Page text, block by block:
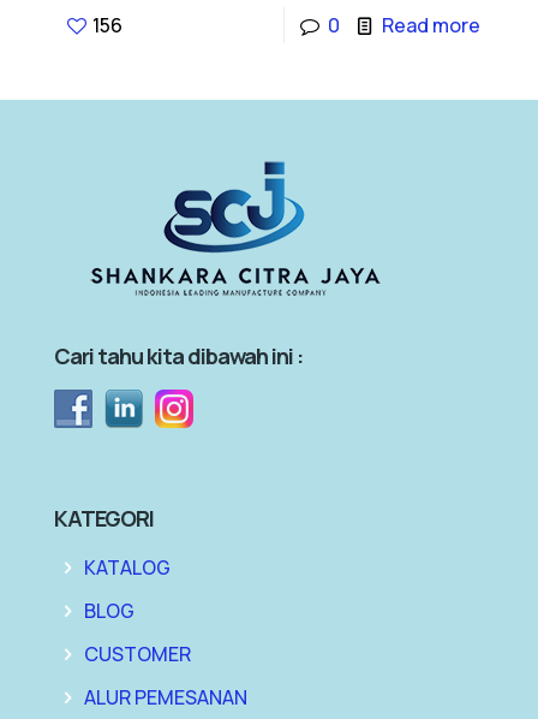
156 0 Read more
Cari tahu kita dibawah ini :
KATEGORI
KATALOG
BLOG
CUSTOMER
ALUR PEMESANAN